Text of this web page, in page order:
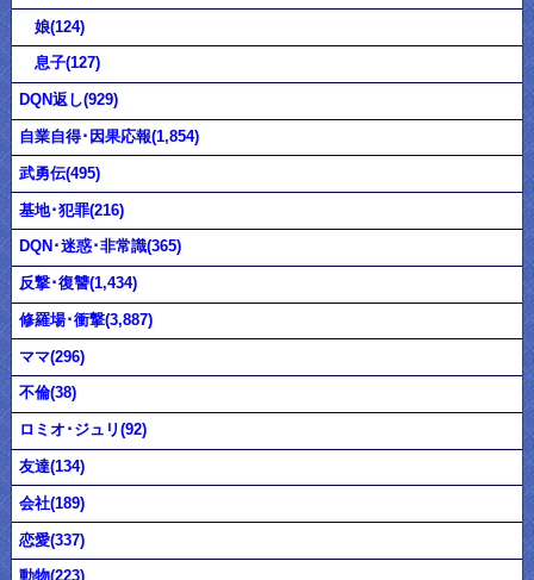
娘(124)
息子(127)
DQN返し(929)
自業自得･因果応報(1,854)
武勇伝(495)
基地･犯罪(216)
DQN･迷惑･非常識(365)
反撃･復讐(1,434)
修羅場･衝撃(3,887)
ママ(296)
不倫(38)
ロミオ･ジュリ(92)
友達(134)
会社(189)
恋愛(337)
動物(223)